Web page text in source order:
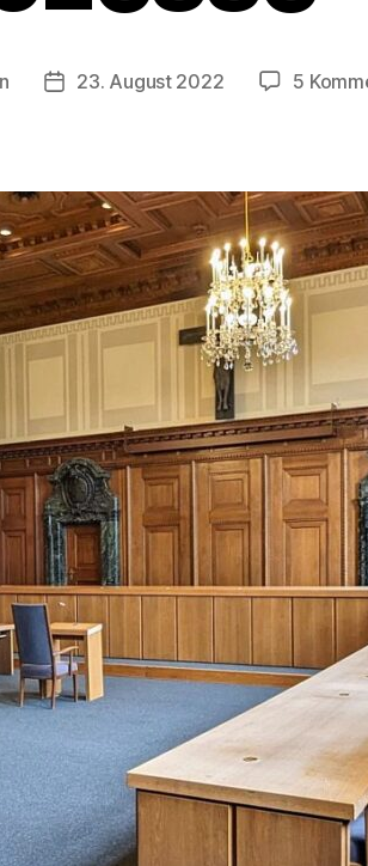
Beitragsdatum
23. August 2022 5